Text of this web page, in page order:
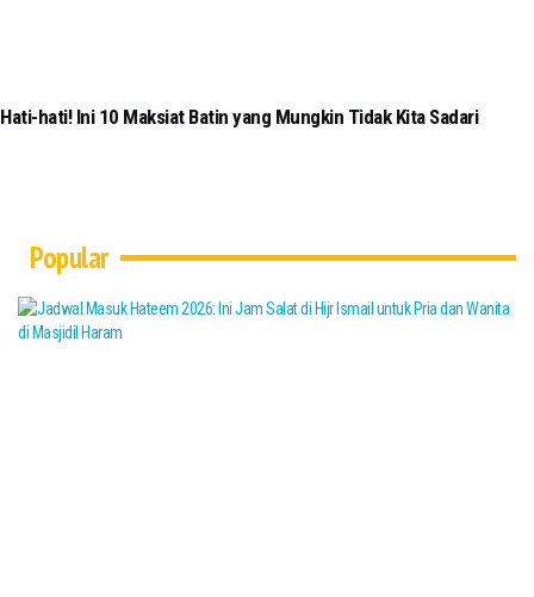
Hati-hati! Ini 10 Maksiat Batin yang Mungkin Tidak Kita Sadari
Popular